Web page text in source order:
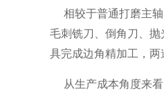
相较于普通打磨主轴
毛刺铣刀、倒角刀、
具完成边角精加工，两
从生产成本角度来看